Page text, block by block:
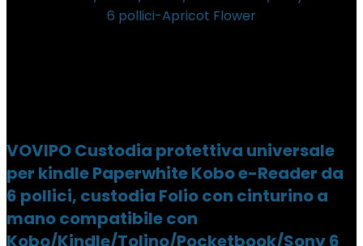
VOVIPO Custodia protettiva universale
per kindle Paperwhite Kobo e-Reader da
6 pollici, custodia Folio con cinturino a
mano compatibile con
Kobo/Kindle/Tolino/Pocketbook/Sony 6